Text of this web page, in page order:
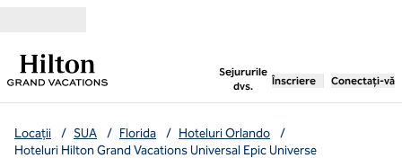
Sejururile
dvs.
, deschide o filă nouă
Înscriere Conectați-vă
Locații / SUA / Florida / Hoteluri Orlando
/
Hoteluri Hilton Grand Vacations Universal Epic Universe